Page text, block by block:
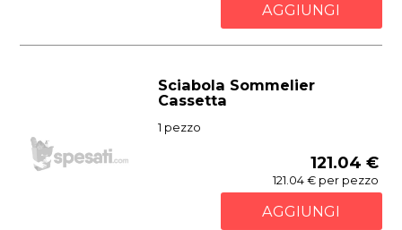
AGGIUNGI
Sciabola Sommelier
Cassetta
1 pezzo
121.04 €
121.04 € per pezzo
AGGIUNGI